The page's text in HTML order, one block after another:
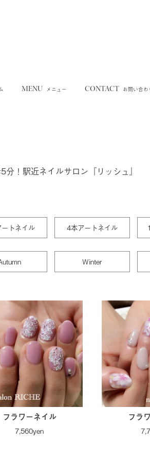
MENU メニュー CONTACT お問い合わ
分！駅近ネイルサロン『リッシュ』
トネイル 4本アートネイル
Winter
フラワーネイル
7,560yen
フラ